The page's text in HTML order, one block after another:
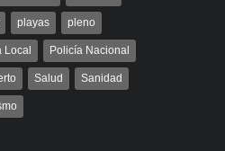
playas pleno
Local Policía Nacional
Salud Sanidad